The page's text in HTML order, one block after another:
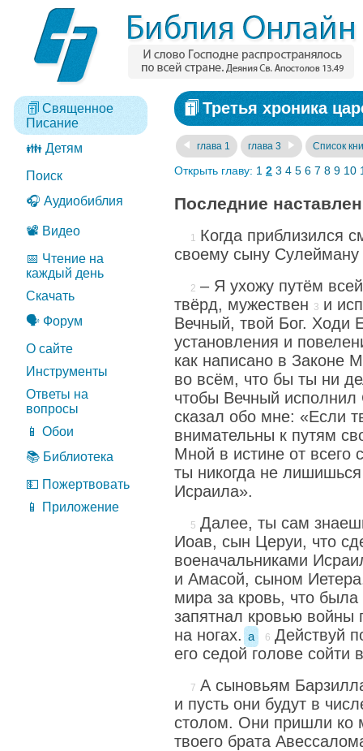
Священное
Писание
👪 Детям
Поиск
🎧 Аудиобиблия
📽️ Видео
📅 Чтение на
каждый день
Скачать
🗣️ Форум
О сайте
Инструменты
Ответы на
вопросы
📱 Обои
📚 Библиотека
💵 Пожертвовать
📱 Приложение
Третья хроника
глава 1 глава 3 Список
Открыть главу: 1 2 3 4 5 6 7 8 9 10
Последние
Когда приблизился
своему сыну Сулейману
– Я ухожу путём
твёрд, мужествен
и
Вечный, твой Бог. Ходи
установления и
как написано в Законе
во всём, что бы ты ни
чтобы Вечный
сказал обо мне: «Если
внимательны к путям
Мной в истине от всего
ты никогда не
Исраила».
Далее, ты сам
Иоав, сын Церуи, что
военачальниками
и Амасой, сыном
мира за кровь, что
запятнал кровью войны
на ногах. a
Действуй
его седой голове сойти
А сыновьям
и пусть они будут в
столом. Они пришли ко
твоего брата